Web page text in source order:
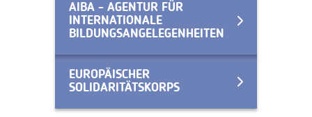
AIBA - AGENTUR FÜR
INTERNATIONALE
BILDUNGSANGELEGENHEITEN
EUROPÄISCHER
SOLIDARITÄTSKORPS